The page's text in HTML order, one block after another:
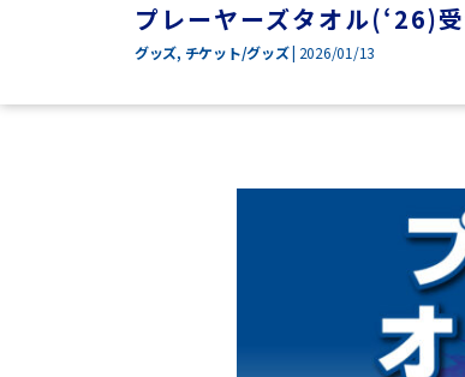
プレーヤーズタオル(‘26)
グッズ, チケット/グッズ| 2026/01/13